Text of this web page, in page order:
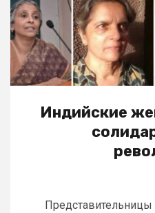
Индийские